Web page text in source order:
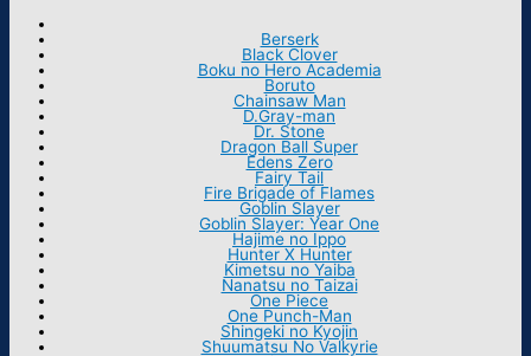
Berserk
Black Clover
Boku no Hero Academia
Boruto
Chainsaw Man
D.Gray-man
Dr. Stone
Dragon Ball Super
Edens Zero
Fairy Tail
Fire Brigade of Flames
Goblin Slayer
Goblin Slayer: Year One
Hajime no Ippo
Hunter X Hunter
Kimetsu no Yaiba
Nanatsu no Taizai
One Piece
One Punch-Man
Shingeki no Kyojin
Shuumatsu No Valkyrie